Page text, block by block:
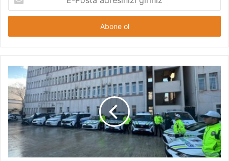
Posta
adresinizi